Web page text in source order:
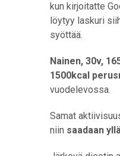
kun kirjoitatte
löytyy laskuri
syöttää.
Nainen, 30v,
1500kcal
vuodelevossa.
Samat
niin saadaan